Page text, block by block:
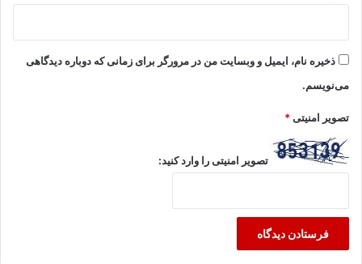
ذخیره نام، ایمیل و وبسایت من در مرورگر برای زمانی که دوباره دیدگاهی
می‌نویسم.
تصویر امنیتی*
تصویر امنیتی را وارد کنید: